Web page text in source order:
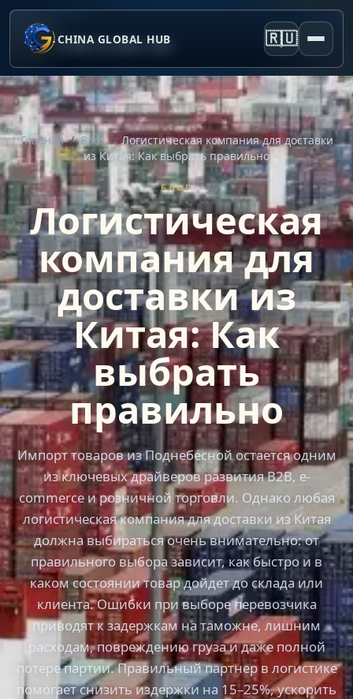
CHINA GLOBAL HUB 🇷🇺
Главная / Блог / Логистическая компания для доставки
из Китая: Как выбрать правильно
БЛОГ
Логистическая
компания для
доставки из
Китая: Как
выбрать
правильно
Импорт товаров из Поднебесной остается одним
из ключевых драйверов развития B2B, e-
commerce и розничной торговли. Однако любая
логистическая компания для доставки из Китая
должна выбираться очень внимательно: от
правильного выбора зависит, как быстро и в
каком состоянии товар дойдет до склада или
клиента. Ошибки при выборе перевозчика
приводят к задержкам на таможне, лишним
расходам, повреждению груза и даже полной
потере партии. Правильный партнер в логистике
помогает снизить издержки на 15–25%, ускорить